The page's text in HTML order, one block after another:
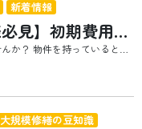
【オーナー様必見】初期費用0円大規模修繕の概要と活用方法
新着情報
大規模修繕の豆知識